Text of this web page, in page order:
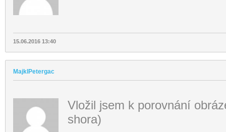
15.06.2016 13:40
MajklPetergac
Vložil jsem k porovnání
shora)